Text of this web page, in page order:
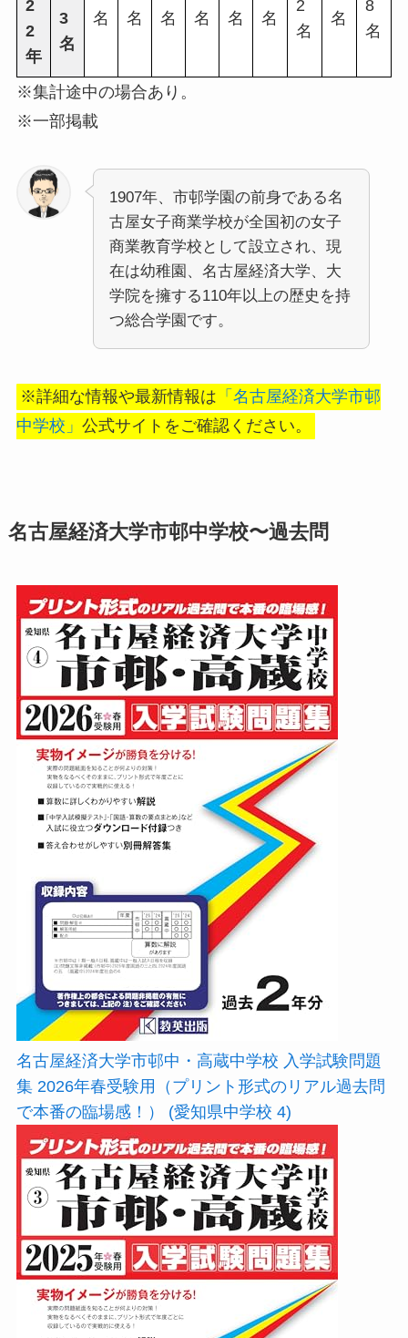
2
2
年
3
名
名
名
名
名
名
名
2
名
名
8
名
※集計途中の場合あり。
※一部掲載
1907年、市邨学園の前身である名
古屋女子商業学校が全国初の女子
商業教育学校として設立され、現
在は幼稚園、名古屋経済大学、大
学院を擁する110年以上の歴史を持
つ総合学園です。
※詳細な情報や最新情報は 「名古屋経済大学市邨
中学校」 公式サイトをご確認ください。
名古屋経済大学市邨中学校〜過去問
名古屋経済大学市邨中・高蔵中学校 入学試験問題
集 2026年春受験用（プリント形式のリアル過去問
で本番の臨場感！） (愛知県中学校 4)